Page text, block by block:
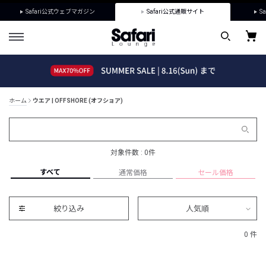
Safari公式ウェブマガジン Safari公式通販サイト
ホーム ウエア | OFFSHORE (オフショア)
対象件数 : 0件
すべて 通常価格 セール価格
絞り込み 人気順
0 件